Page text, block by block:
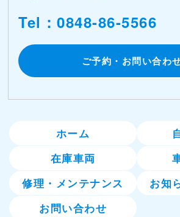
Tel：0848-86-5566
ご予約・お問い合わ
ホーム
在庫車両
修理・メンテナンス
お知
お問い合わせ